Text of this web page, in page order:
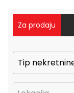
Za prodaju